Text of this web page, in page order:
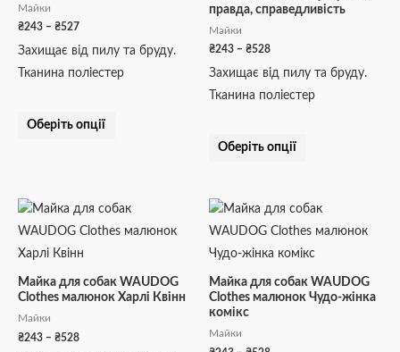
Майки
₴243 – ₴527
Захищає від пилу та бруду.
Тканина поліестер
Оберіть опції
на
сторінці
правда, справедливість
Майки
₴243 – ₴528
Захищає від пилу та бруду.
Тканина поліестер
Оберіть опції
можна
сторінці
товару
Майка для собак WAUDOG
Clothes малюнок Харлі Квінн
Майки
₴243 – ₴528
Діапазон
цін:
від
₴528
Цей
товар
кілька
варіантів.
Майка для собак WAUDOG
Clothes малюнок Чудо-жінка
комікс
Майки
Діапазон
цін:
від
₴528
Цей
товар
має
кілька
варіантів.